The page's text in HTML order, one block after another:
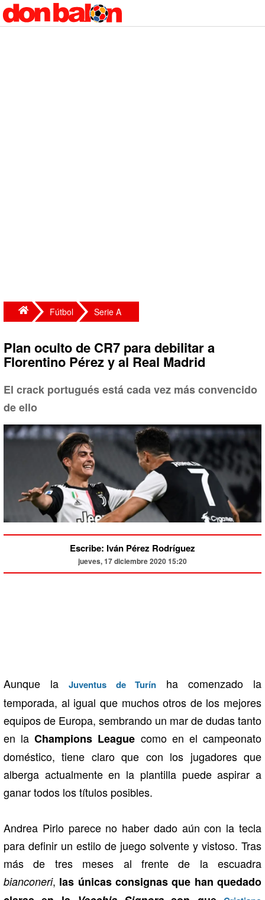
Fútbol Serie A
Plan oculto de CR7 para debilitar a
Florentino Pérez y al Real Madrid
El crack portugués está cada vez más convencido
de ello
Escribe: Iván Pérez Rodríguez
jueves, 17 diciembre 2020 15:20
Aunque la Juventus de Turín
ha comenzado la
temporada, al igual que muchos otros de los mejores
equipos de Europa, sembrando un mar de dudas tanto
en laChampions League como en el campeonato
doméstico, tiene claro que con los jugadores que
alberga actualmente en la plantilla puede aspirar a
ganar todos los títulos posibles.
Andrea Pirlo parece no haber dado aún con la tecla
para definir un estilo de juego solvente y vistoso. Tras
más de tres meses al frente de la escuadra
bianconeri, las únicas consignas que han quedado